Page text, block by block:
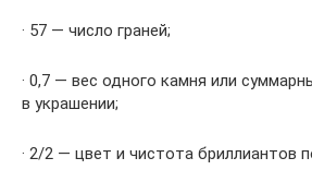
· 57 — число граней;
· 0,7 — вес одного камня или
в украшении;
· 2/2 — цвет и чистота бриллиантов